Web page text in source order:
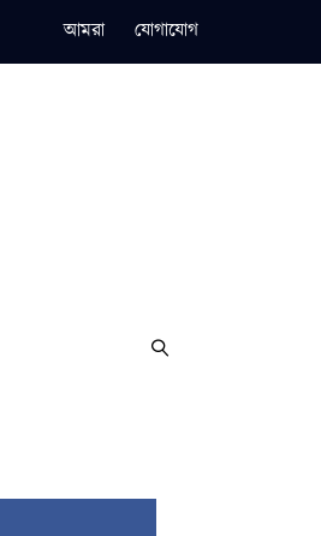
আমরা যোগাযোগ